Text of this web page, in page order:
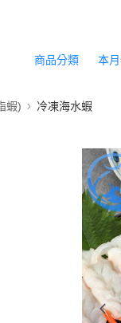
商品分類 本
蝦) 冷凍海水蝦